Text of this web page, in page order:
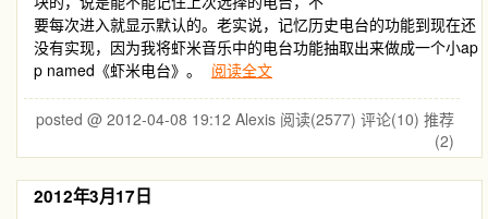
要每次进入就显示默认的。老实说，记忆历史电台的功能到现在还
没有实现，因为我将虾米音乐中的电台功能抽取出来做成一个小ap
p named《虾米电台》。
阅读全文
posted @ 2012-04-08 19:12 Alexis 阅读(2577) 评论(10) 推荐
(2)
2012年3月17日